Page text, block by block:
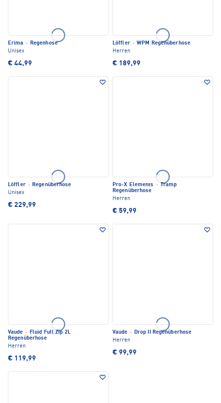
Erima · Regenhose
Unisex
€ 44,99
Löffler · WPM Regenüberhose
Herren
€ 189,99
Löffler · Regenüberhose
Unisex
€ 229,99
Pro-X Elements · Tramp
Regenüberhose
Herren
€ 59,99
Vaude · Fluid Full Zip 2L
Regenüberhose
Herren
€ 119,99
Vaude · Drop II Regenüberhose
Herren
€ 99,99